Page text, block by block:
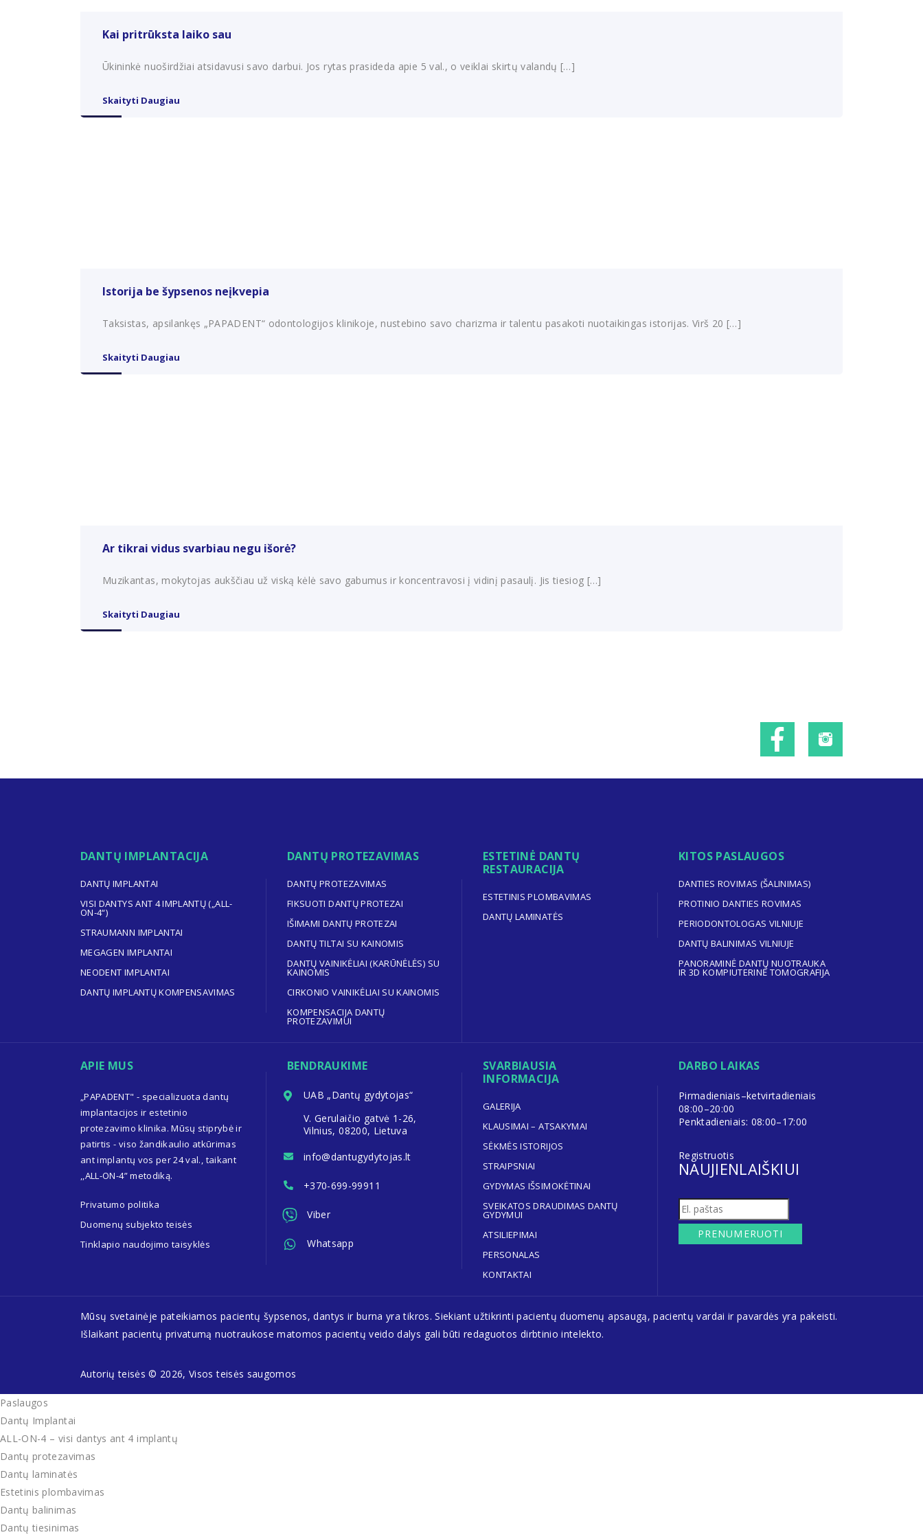
Kai pritrūksta laiko sau
Ūkininkė nuoširdžiai atsidavusi savo darbui. Jos rytas prasideda apie 5 val., o veiklai skirtų valandų […]
Skaityti Daugiau
Istorija be šypsenos neįkvepia
Taksistas, apsilankęs „PAPADENT“ odontologijos klinikoje, nustebino savo charizma ir talentu pasakoti nuotaikingas istorijas. Virš 20 […]
Skaityti Daugiau
Ar tikrai vidus svarbiau negu išorė?
Muzikantas, mokytojas aukščiau už viską kėlė savo gabumus ir koncentravosi į vidinį pasaulį. Jis tiesiog […]
Skaityti Daugiau
DANTŲ IMPLANTACIJA
DANTŲ IMPLANTAI
VISI DANTYS ANT 4 IMPLANTŲ („ALL-
ON-4“)
STRAUMANN IMPLANTAI
MEGAGEN IMPLANTAI
NEODENT IMPLANTAI
DANTŲ IMPLANTŲ KOMPENSAVIMAS
DANTŲ PROTEZAVIMAS
DANTŲ PROTEZAVIMAS
FIKSUOTI DANTŲ PROTEZAI
IŠIMAMI DANTŲ PROTEZAI
DANTŲ TILTAI SU KAINOMIS
DANTŲ VAINIKĖLIAI (KARŪNĖLĖS) SU
KAINOMIS
CIRKONIO VAINIKĖLIAI SU KAINOMIS
KOMPENSACIJA DANTŲ
PROTEZAVIMUI
ESTETINĖ DANTŲ
RESTAURACIJA
ESTETINIS PLOMBAVIMAS
DANTŲ LAMINATĖS
KITOS PASLAUGOS
DANTIES ROVIMAS (ŠALINIMAS)
PROTINIO DANTIES ROVIMAS
PERIODONTOLOGAS VILNIUJE
DANTŲ BALINIMAS VILNIUJE
PANORAMINĖ DANTŲ NUOTRAUKA
IR 3D KOMPIUTERINĖ TOMOGRAFIJA
APIE MUS
„PAPADENT" - specializuota dantų
implantacijos ir estetinio
protezavimo klinika. Mūsų stiprybė ir
patirtis - viso žandikaulio atkūrimas
ant implantų vos per 24 val., taikant
,,ALL-ON-4” metodiką.
Privatumo politika
Duomenų subjekto teisės
Tinklapio naudojimo taisyklės
BENDRAUKIME
UAB „Dantų gydytojas“
V. Gerulaičio gatvė 1-26,
Vilnius, 08200, Lietuva
info@dantugydytojas.lt
+370-699-99911
Viber
Whatsapp
SVARBIAUSIA
INFORMACIJA
GALERIJA
KLAUSIMAI – ATSAKYMAI
SĖKMĖS ISTORIJOS
STRAIPSNIAI
GYDYMAS IŠSIMOKĖTINAI
SVEIKATOS DRAUDIMAS DANTŲ
GYDYMUI
ATSILIEPIMAI
PERSONALAS
KONTAKTAI
DARBO LAIKAS
Pirmadieniais–ketvirtadieniais
08:00–20:00
Penktadieniais: 08:00–17:00
Registruotis
NAUJIENLAIŠKIUI
PRENUMERUOTI
Mūsų svetainėje pateikiamos pacientų šypsenos, dantys ir burna yra tikros. Siekiant užtikrinti pacientų duomenų apsaugą, pacientų vardai ir pavardės yra pakeisti.
Išlaikant pacientų privatumą nuotraukose matomos pacientų veido dalys gali būti redaguotos dirbtinio intelekto.
Autorių teisės © 2026, Visos teisės saugomos
Paslaugos
Dantų Implantai
ALL-ON-4 – visi dantys ant 4 implantų
Dantų protezavimas
Dantų laminatės
Estetinis plombavimas
Dantų balinimas
Dantų tiesinimas